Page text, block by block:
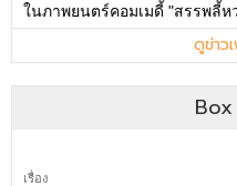
ในภาพยนตร์คอมเมดี้ "สรรพลี้ห
ดูข่าว
เรื่อง